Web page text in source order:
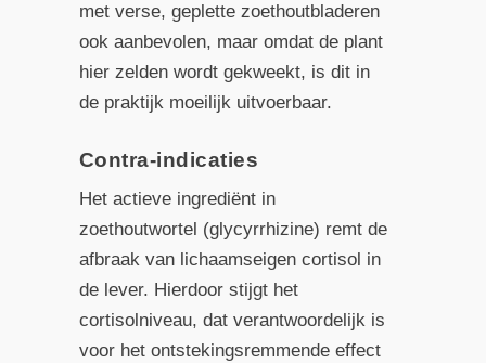
met verse, geplette zoethoutbladeren
ook aanbevolen, maar omdat de plant
hier zelden wordt gekweekt, is dit in
de praktijk moeilijk uitvoerbaar.
Contra-indicaties
Het actieve ingrediënt in
zoethoutwortel (glycyrrhizine) remt de
afbraak van lichaamseigen cortisol in
de lever. Hierdoor stijgt het
cortisolniveau, dat verantwoordelijk is
voor het ontstekingsremmende effect